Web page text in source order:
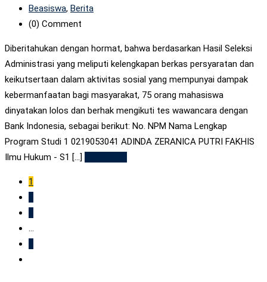
Beasiswa, Berita
(0) Comment
Diberitahukan dengan hormat, bahwa berdasarkan Hasil Seleksi
Administrasi yang meliputi kelengkapan berkas persyaratan dan
keikutsertaan dalam aktivitas sosial yang mempunyai dampak
kebermanfaatan bagi masyarakat, 75 orang mahasiswa
dinyatakan lolos dan berhak mengikuti tes wawancara dengan
Bank Indonesia, sebagai berikut: No. NPM Nama Lengkap
Program Studi 1 0219053041 ADINDA ZERANICA PUTRI FAKHIS
Ilmu Hukum - S1 [...]
1
...